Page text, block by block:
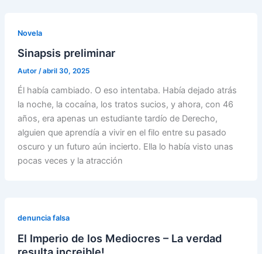
Novela
Sinapsis preliminar
Autor /abril 30, 2025
Él había cambiado. O eso intentaba. Había dejado atrás
la noche, la cocaína, los tratos sucios, y ahora, con 46
años, era apenas un estudiante tardío de Derecho,
alguien que aprendía a vivir en el filo entre su pasado
oscuro y un futuro aún incierto. Ella lo había visto unas
pocas veces y la atracción
denuncia falsa
El Imperio de los Mediocres – La verdad